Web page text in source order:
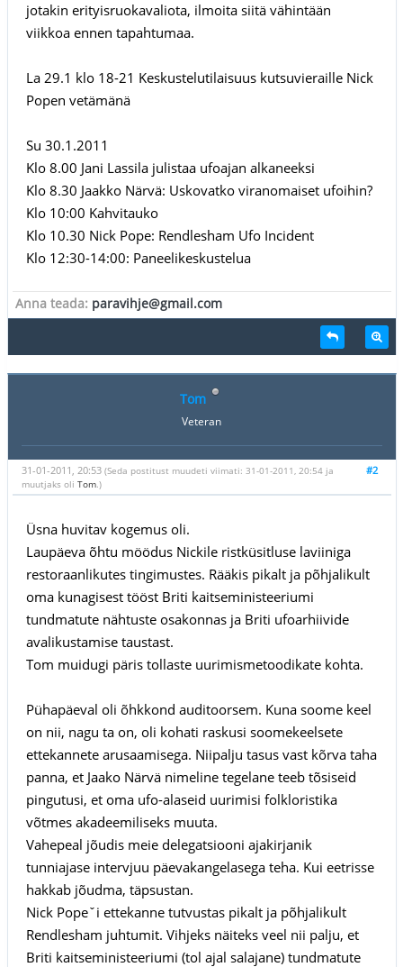
jotakin erityisruokavaliota, ilmoita siitä vähintään
viikkoa ennen tapahtumaa.
La 29.1 klo 18-21 Keskustelutilaisuus kutsuvieraille Nick
Popen vetämänä
Su 30.1.2011
Klo 8.00 Jani Lassila julistaa ufoajan alkaneeksi
Klo 8.30 Jaakko Närvä: Uskovatko viranomaiset ufoihin?
Klo 10:00 Kahvitauko
Klo 10.30 Nick Pope: Rendlesham Ufo Incident
Klo 12:30-14:00: Paneelikeskustelua
Anna teada: paravihje@gmail.com
Tom
Veteran
#2
31-01-2011, 20:53 (Seda postitust muudeti viimati: 31-01-2011, 20:54 ja
muutjaks oli Tom.)
Üsna huvitav kogemus oli.
Laupäeva õhtu möödus Nickile ristküsitluse laviiniga
restoraanlikutes tingimustes. Rääkis pikalt ja põhjalikult
oma kunagisest tööst Briti kaitseministeeriumi
tundmatute nähtuste osakonnas ja Briti ufoarhiivide
avalikustamise taustast.
Tom muidugi päris tollaste uurimismetoodikate kohta.
Pühapäeval oli õhkkond auditoorsem. Kuna soome keel
on nii, nagu ta on, oli kohati raskusi soomekeelsete
ettekannete arusaamisega. Niipalju tasus vast kõrva taha
panna, et Jaako Närvä nimeline tegelane teeb tõsiseid
pingutusi, et oma ufo-alaseid uurimisi folkloristika
võtmes akadeemiliseks muuta.
Vahepeal jõudis meie delegatsiooni ajakirjanik
tunniajase intervjuu päevakangelasega teha. Kui eetrisse
hakkab jõudma, täpsustan.
Nick Popeˇi ettekanne tutvustas pikalt ja põhjalikult
Rendlesham juhtumit. Vihjeks näiteks veel nii palju, et
Briti kaitseministeeriumi (tol ajal salajane) tundmatute